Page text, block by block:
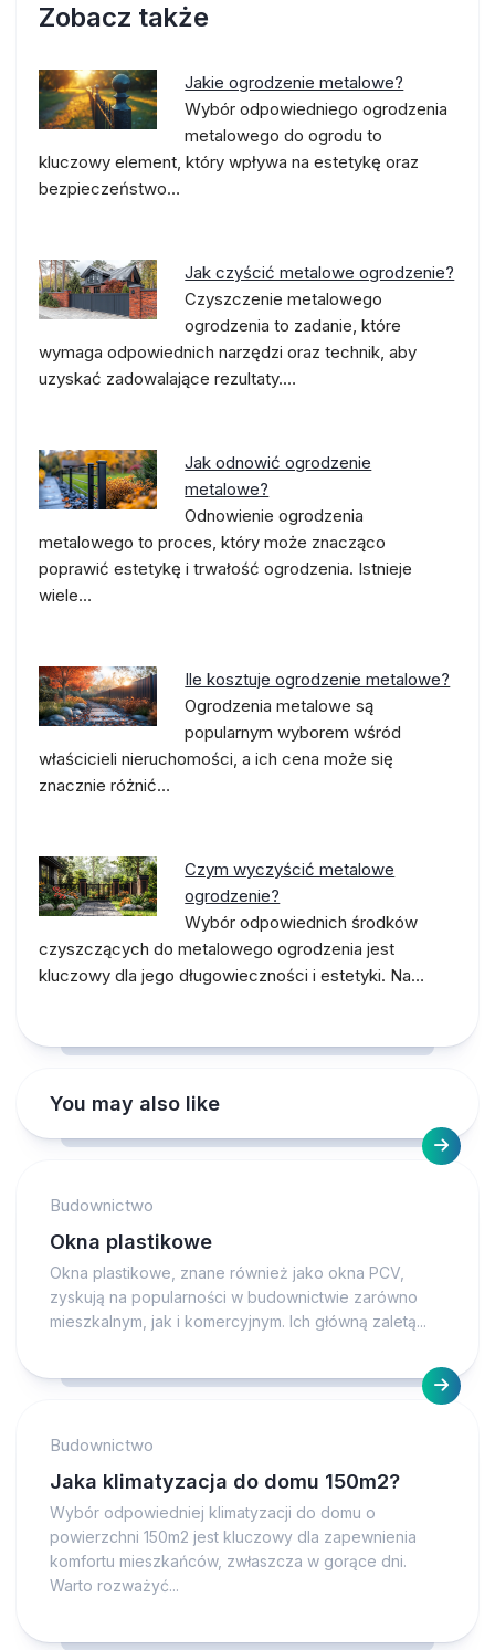
Zobacz także
Jakie ogrodzenie metalowe?
Wybór odpowiedniego ogrodzenia
metalowego do ogrodu to
kluczowy element, który wpływa na estetykę oraz
bezpieczeństwo…
Jak czyścić metalowe ogrodzenie?
Czyszczenie metalowego
ogrodzenia to zadanie, które
wymaga odpowiednich narzędzi oraz technik, aby
uzyskać zadowalające rezultaty.…
Jak odnowić ogrodzenie
metalowe?
Odnowienie ogrodzenia
metalowego to proces, który może znacząco
poprawić estetykę i trwałość ogrodzenia. Istnieje
wiele…
Ile kosztuje ogrodzenie metalowe?
Ogrodzenia metalowe są
popularnym wyborem wśród
właścicieli nieruchomości, a ich cena może się
znacznie różnić…
Czym wyczyścić metalowe
ogrodzenie?
Wybór odpowiednich środków
czyszczących do metalowego ogrodzenia jest
kluczowy dla jego długowieczności i estetyki. Na…
You may also like
Budownictwo
Okna plastikowe
Okna plastikowe, znane również jako okna PCV,
zyskują na popularności w budownictwie zarówno
mieszkalnym, jak i komercyjnym. Ich główną zaletą...
Budownictwo
Jaka klimatyzacja do domu 150m2?
Wybór odpowiedniej klimatyzacji do domu o
powierzchni 150m2 jest kluczowy dla zapewnienia
komfortu mieszkańców, zwłaszcza w gorące dni.
Warto rozważyć...